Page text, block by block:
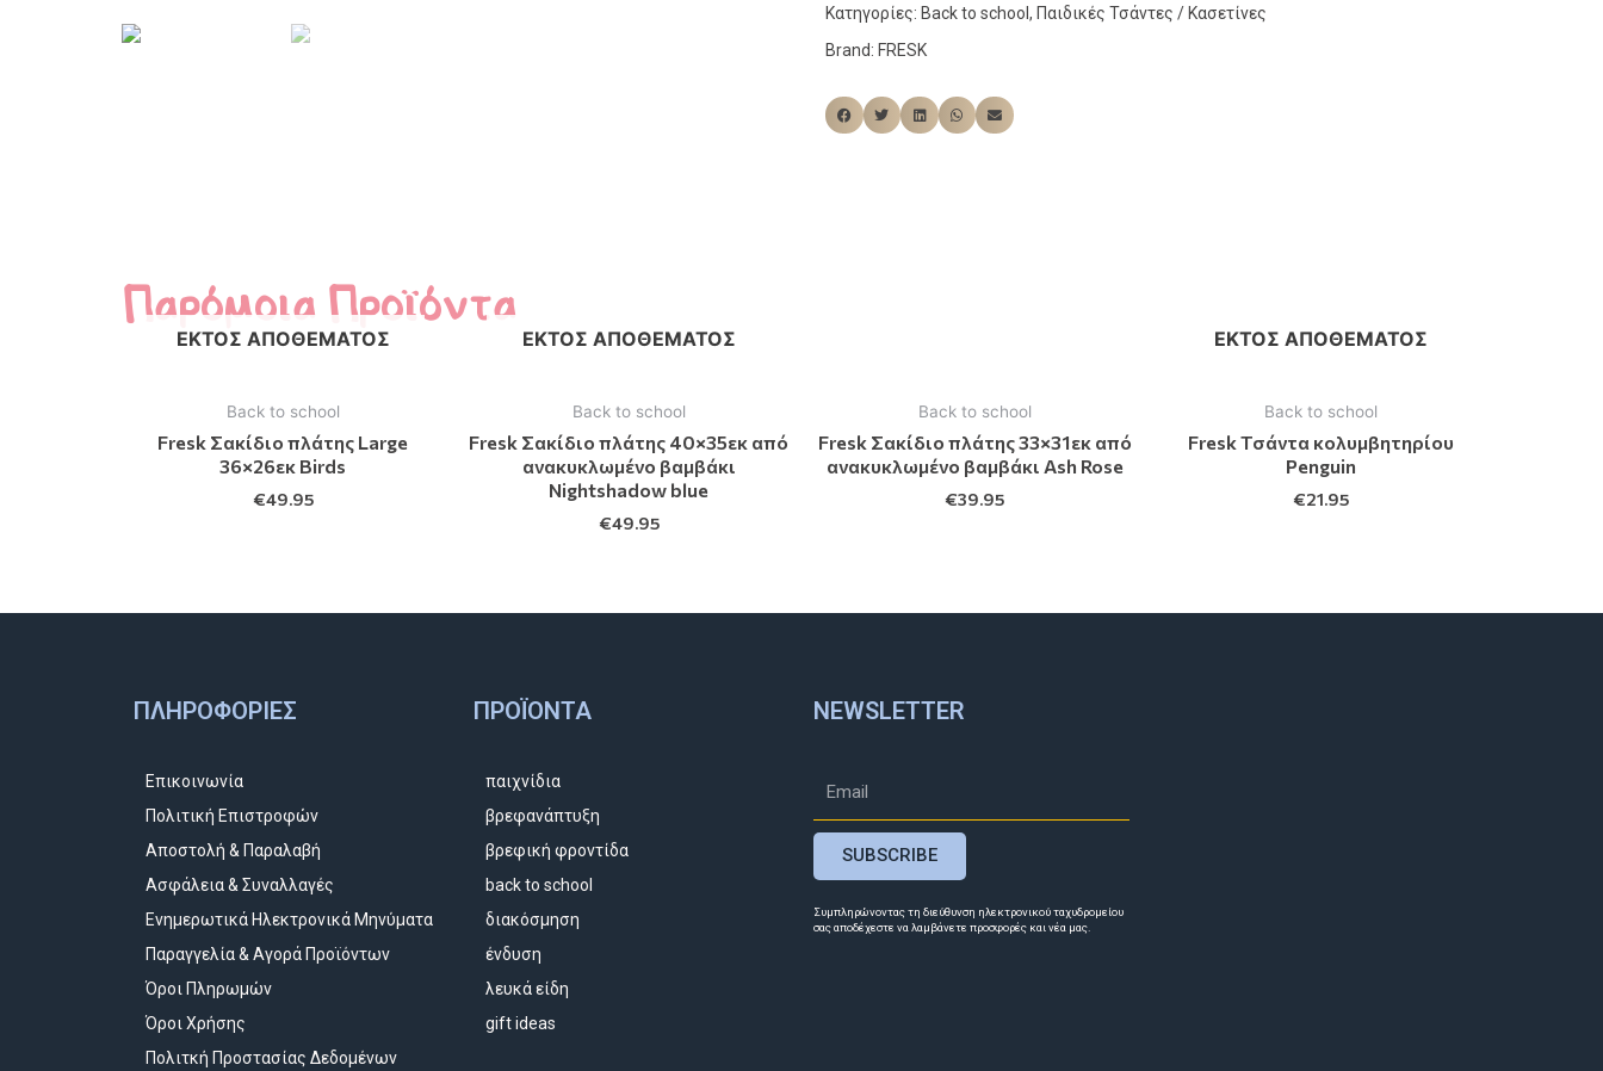
Κατηγορίες: Back to school , Παιδικές Τσάντες / Κασετίνες
Brand: FRESK
Παρόμοια Προϊόντα
ΕΚΤΌΣ ΑΠΟΘΈΜΑΤΟΣ
Back to school
Fresk Σακίδιο πλάτης Large
36×26εκ Birds
€49.95
ΕΚΤΌΣ ΑΠΟΘΈΜΑΤΟΣ
Back to school
Fresk Σακίδιο πλάτης 40×35εκ από
ανακυκλωμένο βαμβάκι
Nightshadow blue
€49.95
Back to school
Fresk Σακίδιο πλάτης 33×31εκ από
ανακυκλωμένο βαμβάκι Ash Rose
€39.95
ΕΚΤΌΣ ΑΠΟΘΈΜΑΤΟΣ
Back to school
Fresk Τσάντα κολυμβητηρίου
Penguin
€21.95
ΠΛΗΡΟΦΟΡΊΕΣ
Επικοινωνία
Πολιτική Επιστροφών
Αποστολή & Παραλαβή
Ασφάλεια & Συναλλαγές
Ενημερωτικά Ηλεκτρονικά Μηνύματα
Παραγγελία & Αγορά Προϊόντων
Όροι Πληρωμών
Όροι Χρήσης
Πολιτκή Προστασίας Δεδομένων
ΠΡΟΪΌΝΤΑ
παιχνίδια
βρεφανάπτυξη
βρεφική φροντίδα
back to school
διακόσμηση
ένδυση
λευκά είδη
gift ideas
NEWSLETTER
SUBSCRIBE
Συμπληρώνοντας τη διεύθυνση ηλεκτρονικού ταχυδρομείου
σας αποδέχεστε να λαμβάνετε προσφορές και νέα μας.